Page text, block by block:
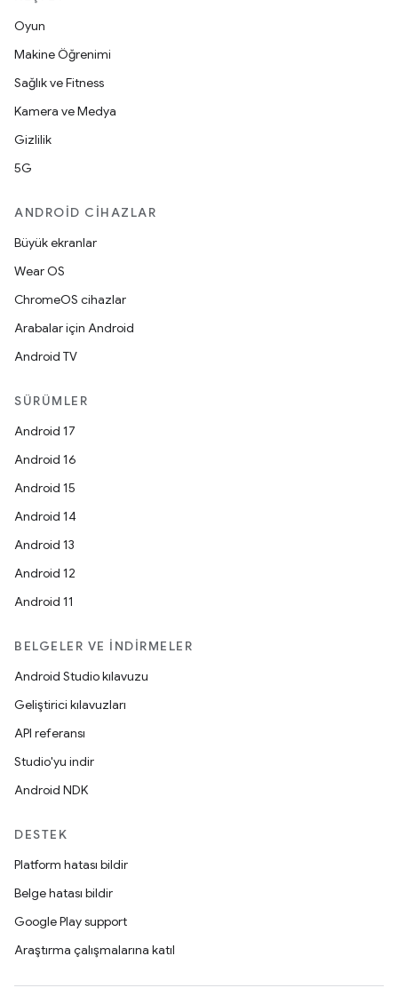
Oyun
Makine Öğrenimi
Sağlık ve Fitness
Kamera ve Medya
Gizlilik
5G
ANDROID CIHAZLAR
Büyük ekranlar
Wear OS
ChromeOS cihazlar
Arabalar için Android
Android TV
SÜRÜMLER
Android 17
Android 16
Android 15
Android 14
Android 13
Android 12
Android 11
BELGELER VE İNDIRMELER
Android Studio kılavuzu
Geliştirici kılavuzları
API referansı
Studio'yu indir
Android NDK
DESTEK
Platform hatası bildir
Belge hatası bildir
Google Play support
Araştırma çalışmalarına katıl